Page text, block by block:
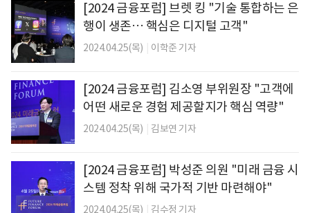
[2024 금융포럼] 브렛 킹 "기술 통합하는 은
행이 생존… 핵심은 디지털 고객"
2024.04.25(목) 이학준 기자
[2024 금융포럼] 김소영 부위원장 "고객에
어떤 새로운 경험 제공할지가 핵심 역량"
2024.04.25(목) 김보연 기자
[2024 금융포럼] 박성준 의원 "미래 금융 시
스템 정착 위해 국가적 기반 마련해야"
2024.04.25(목) 김수정 기자